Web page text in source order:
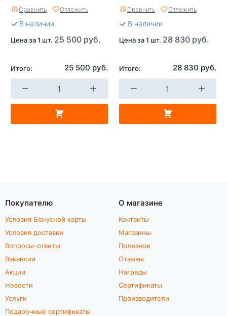
Сравнить Отложить
В наличии
Цена за 1 шт. 25 500 руб.
Итого: 25 500 руб.
Сравнить Отложить
В наличии
Цена за 1 шт. 28 830 руб.
Итого: 28 830 руб.
Покупателю
Условия Бонусной карты
Условия доставки
Вопросы-ответы
Вакансии
Акции
Новости
Услуги
Подарочные сертификаты
О магазине
Контакты
Магазины
Полезное
Отзывы
Награды
Сертификаты
Производители